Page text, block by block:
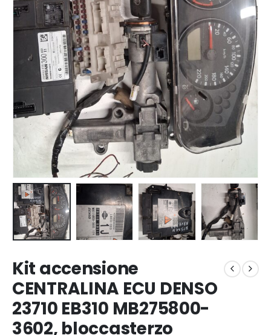
Kit accensione
CENTRALINA ECU DENSO
23710 EB310 MB275800-
3602, bloccasterzo